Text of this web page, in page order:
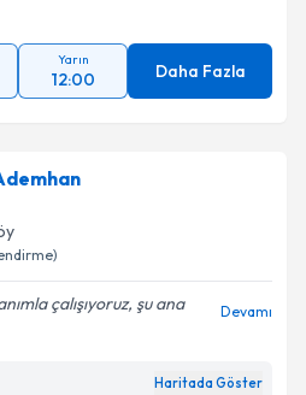
Yarın
12:00 Daha Fazla
çalışıyoruz, şu ana
Devamı
Haritada Göster